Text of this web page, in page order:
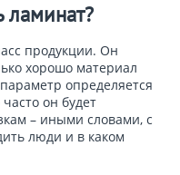
ламинат?
продукции. Он
хорошо материал
определяется
он будет
– иными словами, с
люди и в каком